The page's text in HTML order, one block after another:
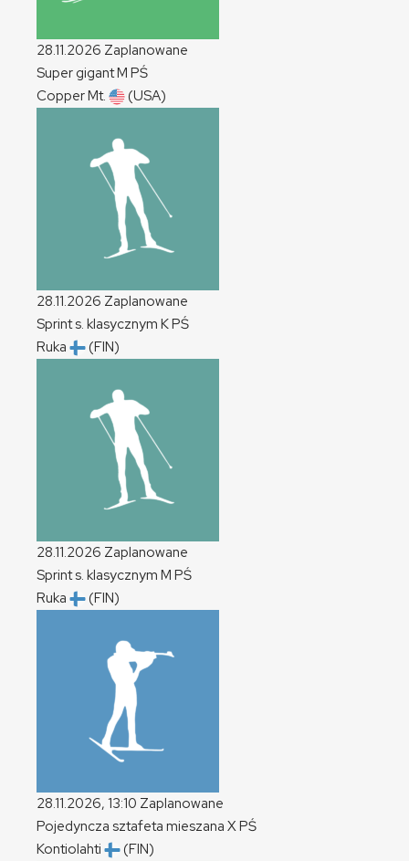
28.11.2026 Zaplanowane
Super gigantM PŚ
Copper Mt.
(USA)
28.11.2026 Zaplanowane
Sprint s. klasycznym KPŚ
Ruka
(FIN)
28.11.2026 Zaplanowane
Sprint s. klasycznym M PŚ
Ruka
(FIN)
28.11.2026, 13:10 Zaplanowane
Pojedyncza sztafeta mieszana XPŚ
Kontiolahti
(FIN)